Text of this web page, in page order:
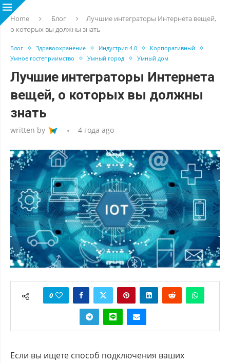
Home Блог
Лучшие интеграторы Интернета вещей,
о которых вы должны знать
Блог Здравоохранение Индустрия 4.0
Корпоративный
Умное гостеприимство
Умный город Умный дом
Лучшие интеграторы Интернета
вещей, о которых вы должны
знать
written by 4 года ago
0
Если вы ищете способ подключения ваших